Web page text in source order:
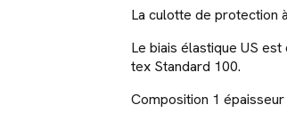
La culotte de protection
Le biais élastique US
tex Standard 100.
Composition 1